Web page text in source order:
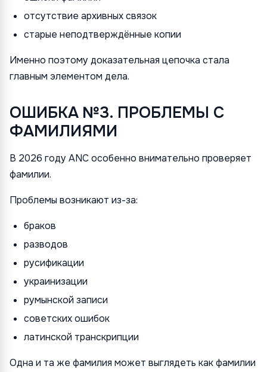
отсутствие архивных связок
старые неподтверждённые копии
Именно поэтому доказательная цепочка стала
главным элементом дела.
ОШИБКА №3. ПРОБЛЕМЫ С
ФАМИЛИЯМИ
В 2026 году ANC особенно внимательно проверяет
фамилии.
Проблемы возникают из-за:
браков
разводов
русификации
украинизации
румынской записи
советских ошибок
латинской транскрипции
Одна и та же фамилия может выглядеть как фамилии